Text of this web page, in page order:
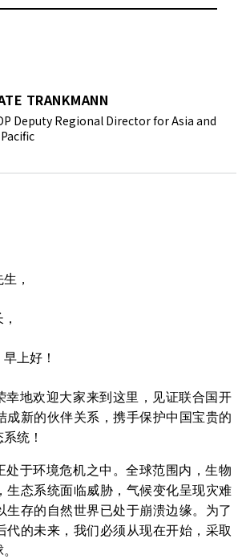
TRANKMANN
Deputy Regional Director for Asia and
，
上好！
幸地欢迎大家来到这里，见证联合国开
成新的伙伴关系，携手保护中国宝贵的
统！
处于环境危机之中。全球范围内，生物
生态系统面临威胁，气候变化呈现灾难
生存的自然世界已处于崩溃边缘。为了
代的未来，我们必须从现在开始，采取